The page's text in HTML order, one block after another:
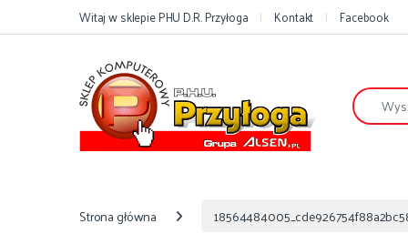
Przejdź do nawigacji
Przejdź do treściWitaj w sklepie PHU D.R. Przyłoga Kontakt Facebook
Szukaj:
Strona główna